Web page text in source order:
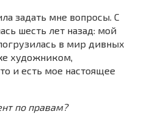
задать мне вопросы. С
шесть лет назад: мой
в мир дивных
художником,
и есть мое настоящее
по правам?